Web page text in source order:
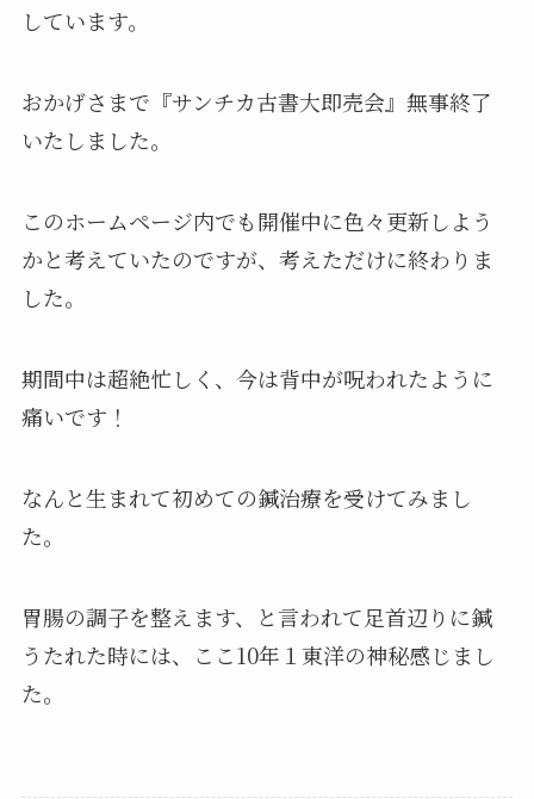
しています。
おかげさまで『サンチカ古書大即売会』無事終了
いたしました。
このホームページ内でも開催中に色々更新しよう
かと考えていたのですが、考えただけに終わりま
した。
期間中は超絶忙しく、今は背中が呪われたように
痛いです！
なんと生まれて初めての鍼治療を受けてみまし
た。
胃腸の調子を整えます、と言われて足首辺りに鍼
うたれた時には、ここ10年１東洋の神秘感じまし
た。